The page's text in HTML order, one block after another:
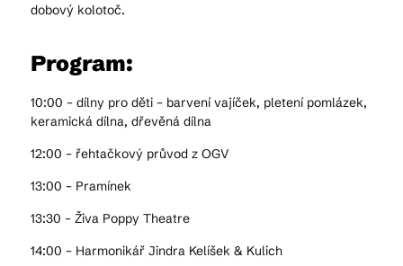
dobový kolotoč.
Program:
10:00 – dílny pro děti – barvení vajíček, pletení pomlázek,
keramická dílna, dřevěná dílna
12:00 – řehtačkový průvod z OGV
13:00 – Pramínek
13:30 – Živa Poppy Theatre
14:00 – Harmonikář Jindra Kelíšek & Kulich